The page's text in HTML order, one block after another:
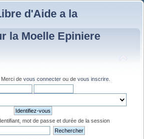
d'Aide a la
la Moelle Epiniere
. Merci de vous connecter ou de vous inscrire
mot de passe et durée de la session